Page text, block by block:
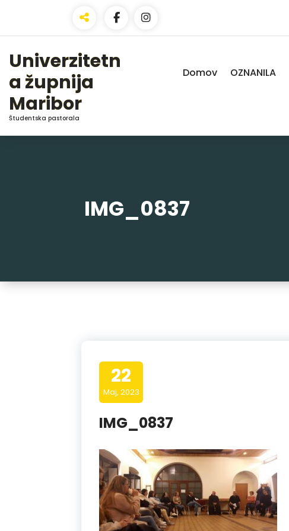
Content
Univerzitetn
a župnija
Maribor
Študentska pastorala
Domov OZNANILA
IMG_0837
22
Maj, 2023
IMG_0837